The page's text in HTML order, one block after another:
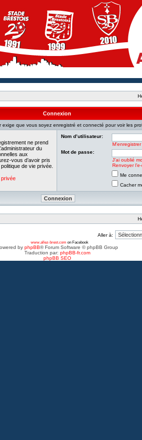
Connexion
exige que vous soyez enregistré et connecté pour voir les
ne prend
du
aux
vous d’avoir pris
de vie privée.
privée
Nom d’utilisateur:
M’enregistrer
Mot de passe:
J’ai oublié
Renvoyer
Me
Cacher
Aller à:
www.allez-brest.com on Facebook
by phpBB® Forum Software © phpBB Group
Traduction par: phpBB-fr.com
phpBB SEO